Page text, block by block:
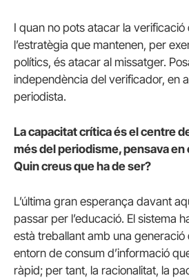
I quan no pots atacar la verificació
l’estratègia que mantenen, per
polítics, és atacar al missatger.
independència del verificador, en
periodista.
La capacitat crítica és el centre
més del periodisme, pensava en
Quin creus que ha de ser?
L’última gran esperança davant
passar per l’educació. El sistema
està treballant amb una generació
entorn de consum d’informació
ràpid; per tant, la racionalitat, la